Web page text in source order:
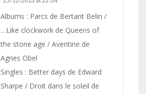
Albums : Parcs de Bertant Belin /
…Like clockwork de Queens of
the stone age / Aventine de
Agnes Obel
Singles : Better days de Edward
Sharpe / Droit dans le soleil de